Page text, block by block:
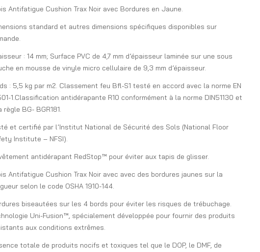
Antifatigue Cushion Trax Noir avec Bordures en Jaune.
standard et autres dimensions spécifiques disponibles sur
: 14 mm; Surface PVC de 4,7 mm d’épaisseur laminée sur une sous
en mousse de vinyle micro cellulaire de 9,3 mm d’épaisseur.
: 5,5 kg par m2. Classement feu Bfl-S1 testé en accord avec la norme EN
1.Classification antidérapante R10 conformément à la norme DIN51130 et
règle BG- BGR181.
et certifié par l’Institut National de Sécurité des Sols (National Floor
Institute – NFSI).
antidérapant RedStop™ pour éviter aux tapis de glisser.
Antifatigue Cushion Trax Noir avec avec des bordures jaunes sur la
selon le code OSHA 1910-144.
biseautées sur les 4 bords pour éviter les risques de trébuchage.
Uni-Fusion™, spécialement développée pour fournir des produits
aux conditions extrêmes.
totale de produits nocifs et toxiques tel que le DOP, le DMF, de